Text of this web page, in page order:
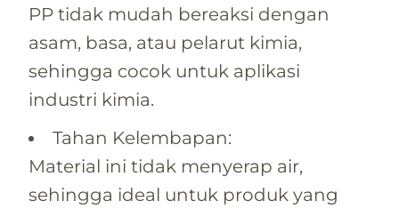
PP tidak mudah bereaksi dengan
asam, basa, atau pelarut kimia,
sehingga cocok untuk aplikasi
industri kimia.
Tahan Kelembapan:
Material ini tidak menyerap air,
sehingga ideal untuk produk yang